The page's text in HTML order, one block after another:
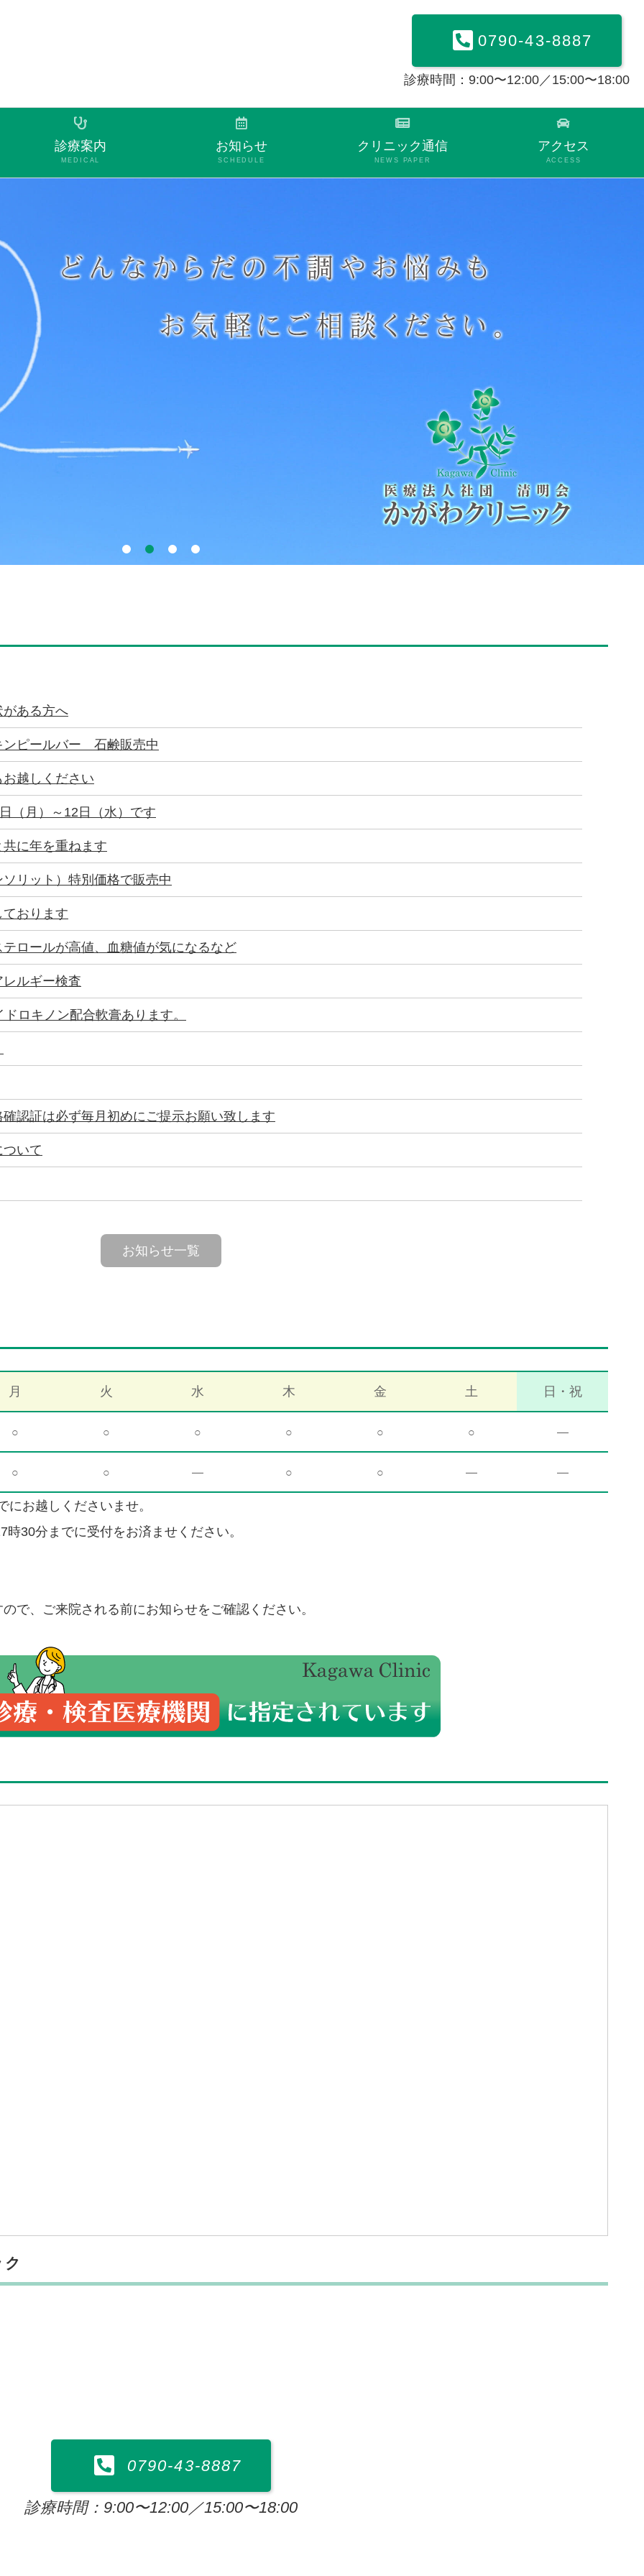
0790-43-8887
診療時間：9:00〜12:00／15:00〜18:00
診療案内
MEDICAL
お知らせ
SCHEDULE
クリニック通信
NEWS PAPER
アクセス
ACCESS
ある方へ
ピールバー 石鹸販売中
越しください
（月）～12日（水）です
に年を重ねます
リット）特別価格で販売中
おります
ロールが高値、血糖値が気になるなど
ルギー検査
ロキノン配合軟膏あります。
認証は必ず毎月初めにご提示お願い致します
いて
お知らせ一覧
月 火 水 木 金 土 日・祝
○ ○ ○ ○ ○ ○ ―
○ ○ ― ○ ○ ― ―
お越しくださいませ。
30分までに受付をお済ませください。
で、ご来院される前にお知らせをご確認ください。
0790-43-8887
診療時間：9:00〜12:00／15:00〜18:00